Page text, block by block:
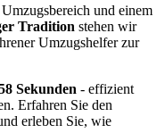
und einem
Tradition stehen wir
Umzugshelfer zur
Sekunden - effizient
Erfahren Sie den
erleben Sie, wie